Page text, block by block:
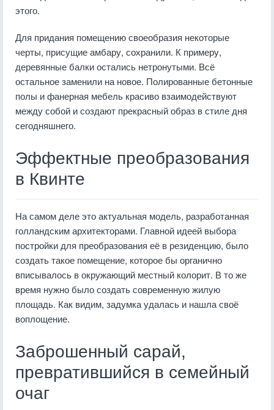
этого.
Для придания помещению своеобразия некоторые
черты, присущие амбару, сохранили. К примеру,
деревянные балки остались нетронутыми. Всё
остальное заменили на новое. Полированные бетонные
полы и фанерная мебель красиво взаимодействуют
между собой и создают прекрасный образ в стиле дня
сегодняшнего.
Эффектные преобразования
в Квинте
На самом деле это актуальная модель, разработанная
голландским архитекторами. Главной идеей выбора
постройки для преобразования её в резиденцию, было
создать такое помещение, которое бы органично
вписывалось в окружающий местный колорит. В то же
время нужно было создать современную жилую
площадь. Как видим, задумка удалась и нашла своё
воплощение.
Заброшенный сарай,
превратившийся в семейный
очаг